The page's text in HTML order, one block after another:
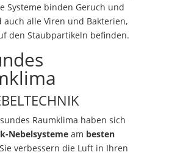
Systeme binden Geruch und
auch alle Viren und Bakterien,
den Staubpartikeln befinden.
Raumklima haben sich
Nebelsystemeam besten
verbessern die Luft in Ihren